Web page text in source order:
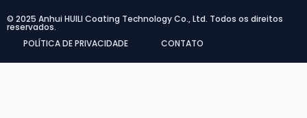
© 2025 Anhui HUILI Coating Technology Co., Ltd. Todos os direitos
reservados.
POLÍTICA DE PRIVACIDADE
CONTATO